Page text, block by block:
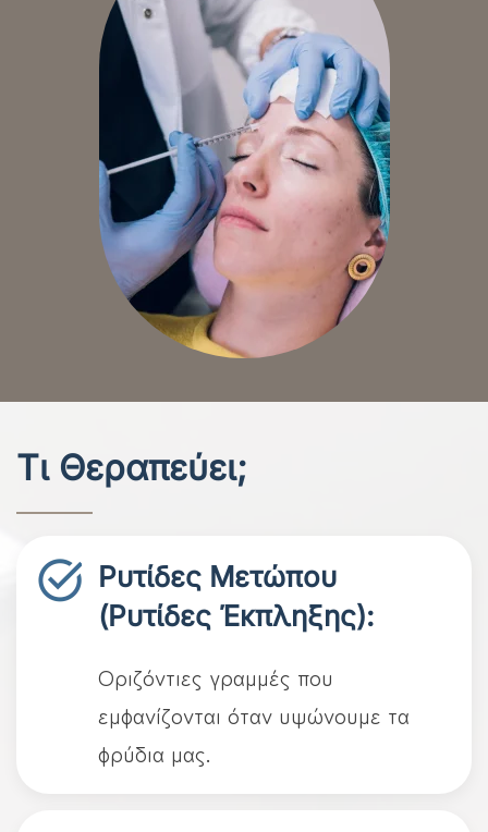
Τι Θεραπεύει;
Ρυτίδες Μετώπου
(Ρυτίδες Έκπληξης):
Οριζόντιες γραμμές που
εμφανίζονται όταν υψώνουμε τα
φρύδια μας.